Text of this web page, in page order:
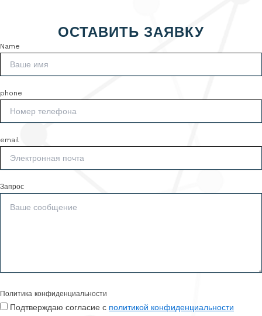
ОСТАВИТЬ ЗАЯВКУ
Name
phone
email
Запрос
Политика конфиденциальности
Подтверждаю согласие с политикой конфиденциальности